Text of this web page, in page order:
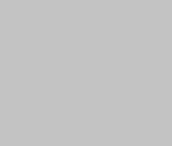
balkon? Zet
en geniet